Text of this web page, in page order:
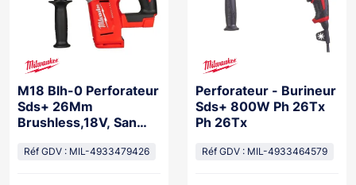
M18 Blh-0 Perforateur
Sds+ 26Mm
Brushless,18V, San
Réf GDV : MIL-4933479426
Perforateur - Burineur
Sds+ 800W Ph 26Tx
Ph 26Tx
Réf GDV : MIL-4933464579